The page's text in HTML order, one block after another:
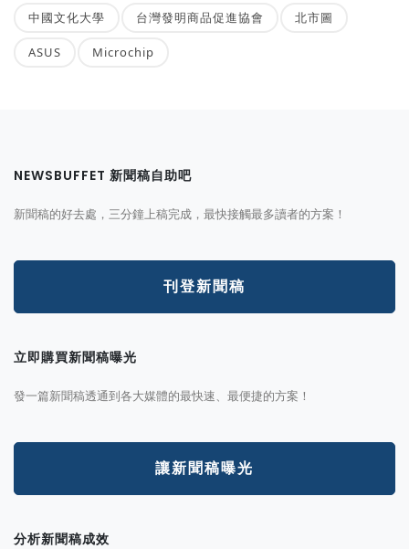
中國文化大學 台灣發明商品促進協會 北市圖
ASUS Microchip
NEWSBUFFET 新聞稿自助吧
新聞稿的好去處，三分鐘上稿完成，最快接觸最多讀者的方案！
刊登新聞稿
立即購買新聞稿曝光
發一篇新聞稿透通到各大媒體的最快速、最便捷的方案！
讓新聞稿曝光
分析新聞稿成效